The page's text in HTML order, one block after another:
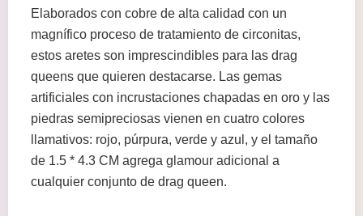
Elaborados con cobre de alta calidad con un
magnífico proceso de tratamiento de circonitas,
estos aretes son imprescindibles para las drag
queens que quieren destacarse. Las gemas
artificiales con incrustaciones chapadas en oro y las
piedras semipreciosas vienen en cuatro colores
llamativos: rojo, púrpura, verde y azul, y el tamaño
de 1.5 * 4.3 CM agrega glamour adicional a
cualquier conjunto de drag queen.